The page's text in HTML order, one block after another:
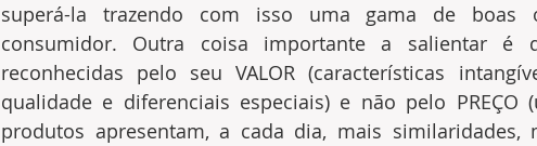
superá-la trazendo com isso uma gama de boas
consumidor. Outra coisa importante a salientar é
reconhecidas pelo seu VALOR (características
qualidade e diferenciais especiais) e não pelo PREÇO
produtos apresentam, a cada dia, mais similaridades,